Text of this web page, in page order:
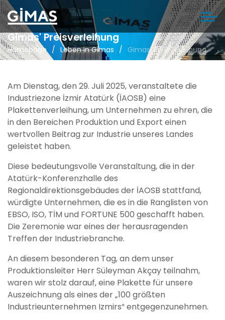
Gimas' Preisverleihung
Homepage Leben in Gimas Gimas' Preisverleihung
Am Dienstag, den 29. Juli 2025, veranstaltete die
Industriezone İzmir Atatürk (İAOSB) eine
Plakettenverleihung, um Unternehmen zu ehren, die
in den Bereichen Produktion und Export einen
wertvollen Beitrag zur Industrie unseres Landes
geleistet haben.
Diese bedeutungsvolle Veranstaltung, die in der
Atatürk-Konferenzhalle des
Regionaldirektionsgebäudes der İAOSB stattfand,
würdigte Unternehmen, die es in die Ranglisten von
EBSO, ISO, TİM und FORTUNE 500 geschafft haben.
Die Zeremonie war eines der herausragenden
Treffen der Industriebranche.
An diesem besonderen Tag, an dem unser
Produktionsleiter Herr Süleyman Akçay teilnahm,
waren wir stolz darauf, eine Plakette für unsere
Auszeichnung als eines der „100 größten
Industrieunternehmen Izmirs“ entgegenzunehmen.